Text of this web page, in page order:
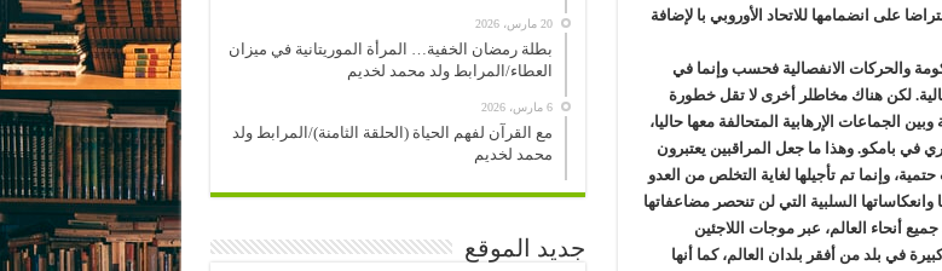
على انضمامها للاتحاد الأوروبي با لإضافة
والحركات الانفصالية فحسب وإنما في
لكن هناك مخاطلر أخرى لا تقل خطورة
الجماعات الإرهابية المتحالفة معها حاليا،
في بامكو. وهذا ما جعل المراقبين يعتبرون
وإنما تم تأجيلها لغاية التخلص من العدو
السلبية التي لن تنحصر مضاعفاتها
أنحاء العالم، عبر موجات اللاجئين
في بلد من أفقر بلدان العالم، كما أنها
20 مارس، 2026
بطلة رمضان الخفية… المرأة الموريتانية في ميزان
العطاء/المرابط ولد محمد لخديم
6 مارس، 2026
مع القرآن لفهم الحياة (الحلقة الثامنة)/المرابط ولد
محمد لخديم
جديد الموقع